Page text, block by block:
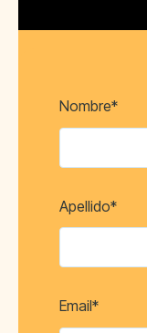
Nombre*
Apellido*
Email*